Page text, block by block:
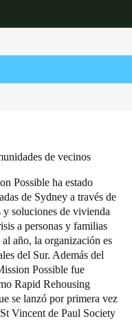
de vecinos
Possible ha estado
de Sydney a través de
y soluciones de vivienda
a personas y familias
año, la organización es
del Sur. Además del
Possible fue
Rapid Rehousing
se lanzó por primera vez
Vincent de Paul Society